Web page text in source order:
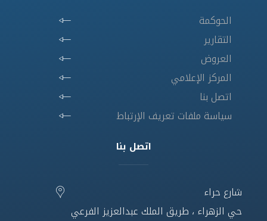
الحوكمة
التقارير
العروض
المركز الإعلامي
اتصل بنا
سياسة ملفات تعريف الإرتباط
اتصل بنا
شارع حراء
حي الزهراء ، طريق الملك عبدالعزيز الفرعي